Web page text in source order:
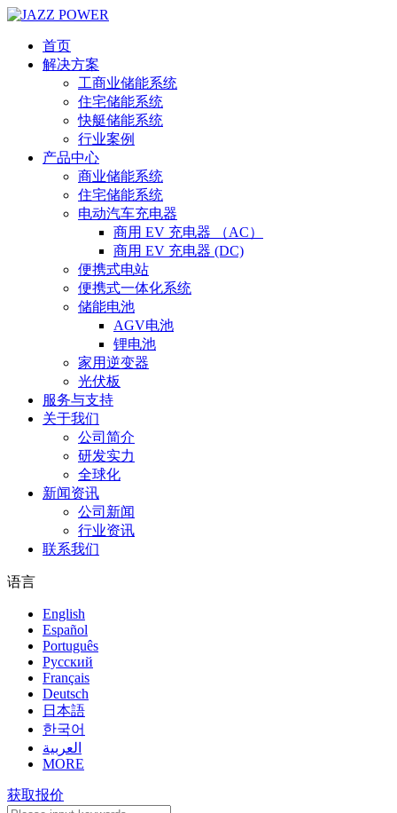
首页
解决方案
工商业储能系统
住宅储能系统
快艇储能系统
行业案例
产品中心
商业储能系统
住宅储能系统
电动汽车充电器
商用 EV 充电器 （AC）
商用 EV 充电器 (DC)
便携式电站
便携式一体化系统
储能电池
AGV电池
锂电池
家用逆变器
光伏板
服务与支持
关于我们
公司简介
研发实力
全球化
新闻资讯
公司新闻
行业资讯
联系我们
语言
English
Español
Português
Pусский
Français
Deutsch
日本語
한국어
العربية
MORE
获取报价